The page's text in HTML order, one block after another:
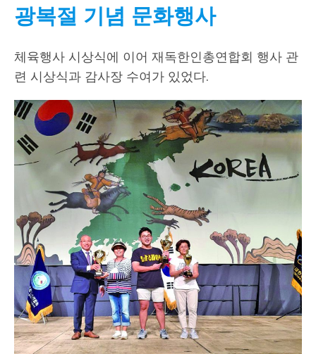
광복절 기념 문화행사
체육행사 시상식에 이어 재독한인총연합회 행사 관
련 시상식과 감사장 수여가 있었다.